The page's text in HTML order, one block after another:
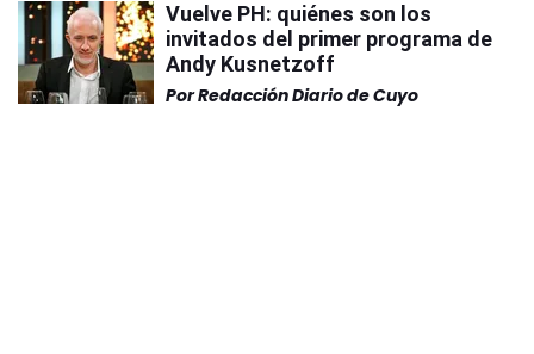
Vuelve PH: quiénes son los
invitados del primer programa de
Andy Kusnetzoff
PorRedacción Diario de Cuyo